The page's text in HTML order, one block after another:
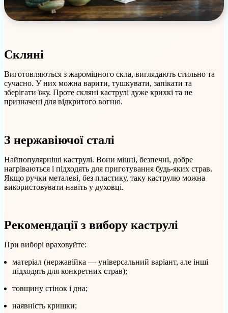
Скляні
Виготовляються з жароміцного скла, виглядають стильно та
сучасно. У них можна варити, тушкувати, запікати та
зберігати їжу. Проте скляні каструлі дуже крихкі та не
призначені для відкритого вогню.
З нержавіючої сталі
Найпопулярніші каструлі. Вони міцні, безпечні, добре
нагріваються і підходять для приготування будь-яких страв.
Якщо ручки металеві, без пластику, таку каструлю можна
використовувати навіть у духовці.
Рекомендації з вибору каструлі
При виборі враховуйте:
матеріал (нержавійка — універсальний варіант, але інші
підходять для конкретних страв);
товщину стінок і дна;
наявність кришки;